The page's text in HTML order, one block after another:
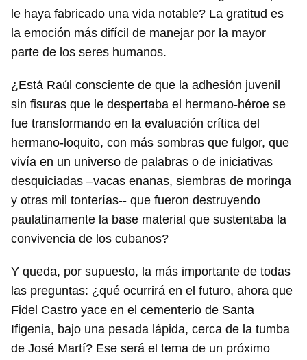
Guardar como favorito
Para poder guardar como favorito, primero has de
INICIAR SESIÓN CANCELAR
le haya fabricado una vida notable? La gratitud es
la emoción más difícil de manejar por la mayor
parte de los seres humanos.
¿Está Raúl consciente de que la adhesión juvenil
sin fisuras que le despertaba el hermano-héroe se
fue transformando en la evaluación crítica del
hermano-loquito, con más sombras que fulgor, que
vivía en un universo de palabras o de iniciativas
desquiciadas –vacas enanas, siembras de moringa
y otras mil tonterías-- que fueron destruyendo
paulatinamente la base material que sustentaba la
convivencia de los cubanos?
Y queda, por supuesto, la más importante de todas
las preguntas: ¿qué ocurrirá en el futuro, ahora que
Fidel Castro yace en el cementerio de Santa
Ifigenia, bajo una pesada lápida, cerca de la tumba
de José Martí? Ese será el tema de un próximo